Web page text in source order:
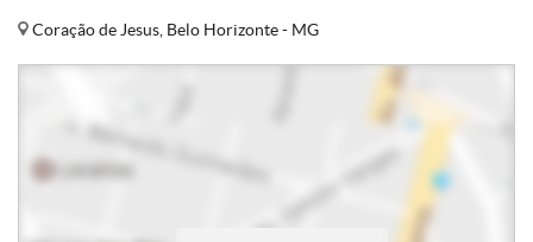
Coração de Jesus, Belo Horizonte - MG